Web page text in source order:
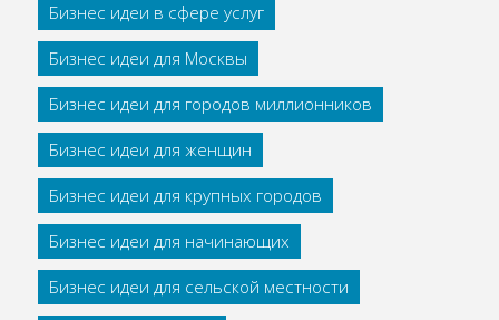
Бизнес идеи в сфере услуг
Бизнес идеи для Москвы
Бизнес идеи для городов миллионников
Бизнес идеи для женщин
Бизнес идеи для крупных городов
Бизнес идеи для начинающих
Бизнес идеи для сельской местности